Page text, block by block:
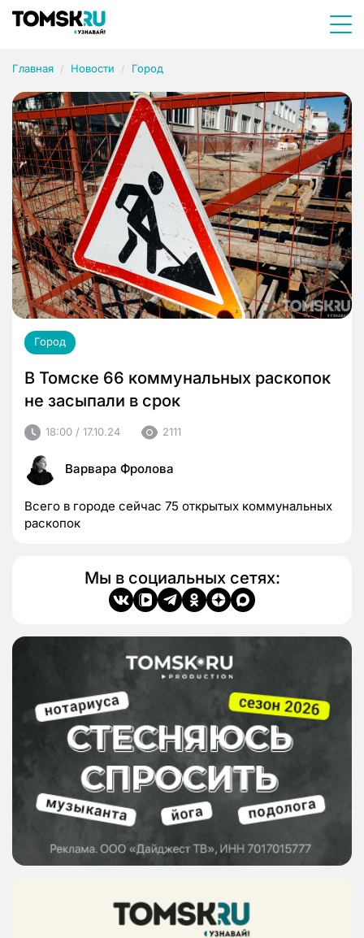
Главная Новости Город
Город
В Томске 66 коммунальных раскопок
не засыпали в срок
18:00 / 17.10.24 2111
Варвара Фролова
Всего в городе сейчас 75 открытых коммунальных
раскопок
Мы в социальных сетях: